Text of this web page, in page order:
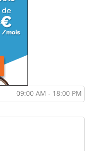
09:00 AM - 18:00 PM